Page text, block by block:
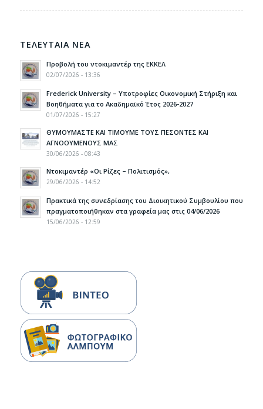
ΤΕΛΕΥΤΑΙΑ ΝΕΑ
Προβολή του ντοκιμαντέρ της ΕΚΚΕΛ
02/07/2026 - 13:36
Frederick University – Υποτροφίες Οικονομική Στήριξη και
Βοηθήματα για το Ακαδημαϊκό Έτος 2026-2027
01/07/2026 - 15:27
ΘΥΜΟΥΜΑΣΤΕ ΚΑΙ ΤΙΜΟΥΜΕ ΤΟΥΣ ΠΕΣΟΝΤΕΣ ΚΑΙ
ΑΓΝΟΟΥΜΕΝΟΥΣ ΜΑΣ
30/06/2026 - 08:43
Ντοκιμαντέρ «Οι Ρίζες – Πολιτισμός»,
29/06/2026 - 14:52
Πρακτικά της συνεδρίασης του Διοικητικού Συμβουλίου που
πραγματοποιήθηκαν στα γραφεία μας στις 04/06/2026
15/06/2026 - 12:59